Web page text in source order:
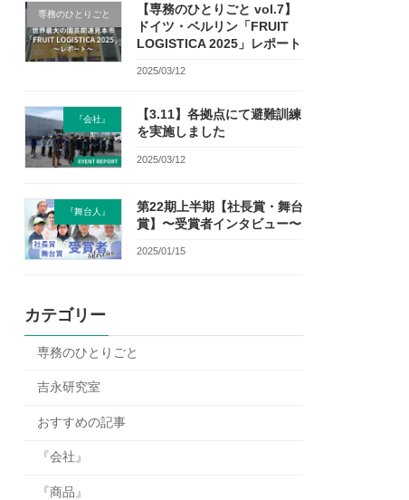
専務のひとりごと
【専務のひとりごと vol.7】
ドイツ・ベルリン「FRUIT
LOGISTICA 2025」レポート
2025/03/12
『会社』
【3.11】各拠点にて避難訓練
を実施しました
2025/03/12
『舞台人』
第22期上半期【社長賞・舞台
賞】〜受賞者インタビュー〜
2025/01/15
カテゴリー
専務のひとりごと
吉永研究室
おすすめの記事
『会社』
『商品』